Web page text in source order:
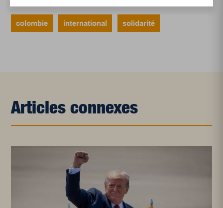
colombie international solidarité
Articles connexes